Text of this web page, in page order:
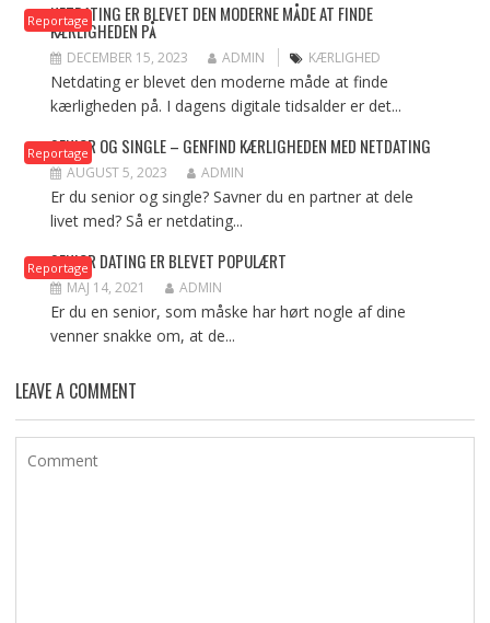
Reportage
NETDATING ER BLEVET DEN MODERNE MÅDE AT FINDE
KÆRLIGHEDEN PÅ
DECEMBER 15, 2023 ADMIN KÆRLIGHED
Netdating er blevet den moderne måde at finde
kærligheden på. I dagens digitale tidsalder er det...
Reportage
SENIOR OG SINGLE – GENFIND KÆRLIGHEDEN MED NETDATING
AUGUST 5, 2023 ADMIN
Er du senior og single? Savner du en partner at dele
livet med? Så er netdating...
Reportage
SENIOR DATING ER BLEVET POPULÆRT
MAJ 14, 2021 ADMIN
Er du en senior, som måske har hørt nogle af dine
venner snakke om, at de...
LEAVE A COMMENT